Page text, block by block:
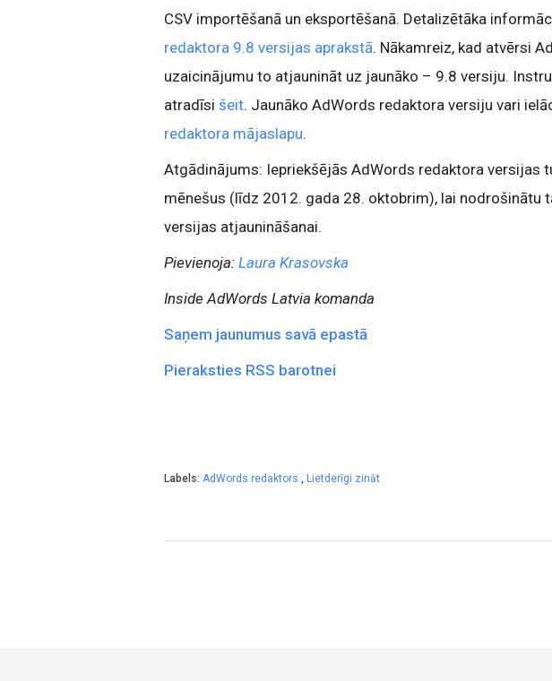
CSV importēšanā un eksportēšanā. Detalizētāka
redaktora 9.8 versijas aprakstā. Nākamreiz, kad atvērsi
uzaicinājumu to atjaunināt uz jaunāko – 9.8 versiju.
atradīsi šeit. Jaunāko AdWords redaktora versiju vari
redaktora mājaslapu.
Atgādinājums: Iepriekšējās AdWords redaktora versijas
mēnešus (līdz 2012. gada 28. oktobrim), lai nodrošinātu
versijas atjaunināšanai.
Pievienoja: Laura Krasovska
Inside AdWords Latvia komanda
Saņem jaunumus savā epastā
Pieraksties RSS barotnei
Labels: AdWords redaktors , Lietderīgi zināt